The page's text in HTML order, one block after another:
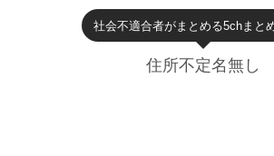
社会不適合者がまとめる5chまと
住所不定名無し